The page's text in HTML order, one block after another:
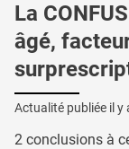
La
âgé,
Actualité publiée il y
2 conclusions à